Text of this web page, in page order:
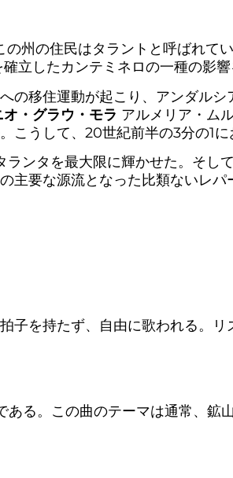
の州の住民はタラントと呼ばれて
立したカンテミネロの一種の影響
の移住運動が起こり、アンダル
・グラウ・モラ アルメリア・ム
こうして、20世紀前半の3分の1に
ランタを最大限に輝かせた。そし
要な源流となった比類ないレパ
子を持たず、自由に歌われる。
る。この曲のテーマは通常、鉱